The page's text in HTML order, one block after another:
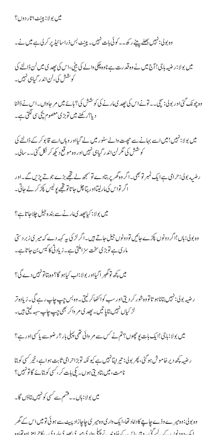
میں بولا : پینٹ اتار دوں ؟
وہ بولی: نہیں بھلے پینے رکھ ۔۔ کوئی بات نہیں۔ پینٹ بس ذرا سائیڈ پر کر لی ہے میں نے۔
میں بولا : رضیہ باجی! آج میں نے وہ قدرت ہے نا وہ چکی والے کی بیٹی ، اس کی پھدی میں لن ڈالنے کی
کوشش کی، لن اندر گیا ہی نہیں۔
وہ چونک گئی اور بولی: سچی۔۔ تو نے اس کی پھدی مارنے کی کوشش کی؟ ہائے میں مر جاواں۔ اس نے ڈالنا
دیا؟ رکھنے میں تو بڑی معصوم بچی سی لگتی ہے۔
میں بولا : نہیں ! میں اسے بہانے سے چھت والے سٹور میں لے گیا اور وہاں اسے قابو کرکے ڈالنے کی
کوشش کی مگر لن اندر گیا ہی نہیں اور وہ موقع دیکھ کر نکل گئی۔۔ سالی۔
اگر تو اس کی مار لیتا اور پتا چل جاتا تو تجھے پولیس پکڑ کر لے جاتی۔
میں بولا : کیا پھدی مارنے سے بندہ جیل چلا جاتا ہے ؟
وہ بولی: ہاں ! اگر دونوں پکڑے جائیں تو دونوں جیل جاتے ہیں۔ اگر لڑکی یہ کہہ دے کہ میری زبر دستی
ماری ہے تو بڑی سخت سزا ملتی ہے۔ زیادتی کا کیس بن جاتا ہے۔
میں کچھ تو گھبرا گیا اور بولا: اب کیا ہو گا ؟ وہ بتا تو نہیں دے گی؟
رضیہ بولی: نہیں بتانا ہو تا تو وہ شور کر دیتی اور سب کو اکٹھا کر لیتی۔ وہ بس چپ چاپ رہے گی۔ زیادہ تر
لڑکیاں نہیں بتا پاتیں۔ پھدی مروا کر بھی چپ چاپ سہہ لیتی ہیں۔
میں بولا : باجی! ایک بات پوچھوں ؟ تم نے کس سے مروائی تھی پہلی بار ؟ رضو سے یا کسی اور ہے ؟
رضیہ کچھ دیر خاموش ہو گئی ، پھر بولی: تیر اپتا نہیں ہے کیونکہ تو بڑا حرامی ثابت ہواہے، خیر کسی کو بتا
نامت، میں بتا دیتی ہوں۔ پکی بات کر ، کسی کو بتائے گا تو نہیں؟
میں بولا : ہاں۔۔ قسم سے کسی کو نہیں بتاؤں گا۔
وہ بولی: وہ میرے وڈے چاچے کا داماد تھا، ایک واری وہ میری چاچازاد پیٹ سے ہوئی تو میں اس کے گھر